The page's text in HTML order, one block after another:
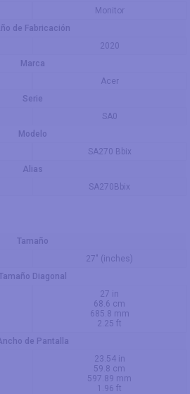
Monitor
de Fabricación
2020
Marca
Acer
Serie
SA0
Modelo
SA270 Bbix
Alias
SA270Bbix
Tamaño
27" (inches)
Diagonal
27 in
68.6 cm
685.8 mm
2.25 ft
de Pantalla
23.54 in
59.8 cm
597.89 mm
1.96 ft